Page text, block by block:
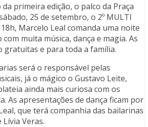
primeira edição, o palco da Praça
25 de setembro, o 2º MULTI
Marcelo Leal comanda uma noite
muita música, dança e magia. As
gratuitas e para toda a família.
será o responsável pelas
já o mágico o Gustavo Leite,
ainda mais curiosa com os
As apresentações de dança ficam por
que terá companhia das bailarinas
Lívia Veras.